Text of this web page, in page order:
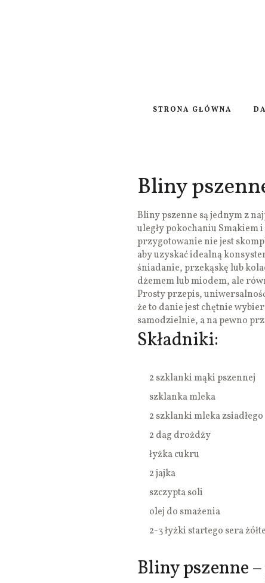
STRONA GŁÓWNA
Bliny
Bliny pszenne są jednym z
uległy pokochaniu
przygotowanie nie jest
aby uzyskać idealną
śniadanie, przekąskę lub
dżemem lub miodem, ale
Prosty przepis,
że to danie jest chętnie
samodzielnie, a na pewno
Składniki:
2 szklanki mąki pszennej
szklanka mleka
2 szklanki mleka zsiadłego
2 dag drożdży
łyżka cukru
2 jajka
szczypta soli
olej do smażenia
2-3 łyżki startego sera
Bliny pszenne